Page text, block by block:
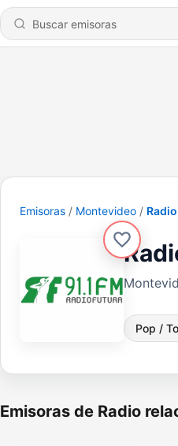
Emisoras Montevideo
Pop /
Emisoras de Radio